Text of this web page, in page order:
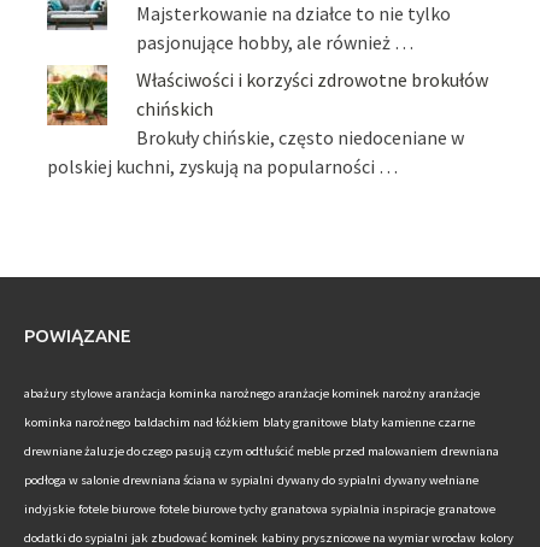
Majsterkowanie na działce to nie tylko
pasjonujące hobby, ale również …
Właściwości i korzyści zdrowotne brokułów
chińskich
Brokuły chińskie, często niedoceniane w
polskiej kuchni, zyskują na popularności …
POWIĄZANE
abażury stylowe aranżacja kominka narożnego aranżacje kominek narożny aranżacje
kominka narożnego baldachim nad łóżkiem blaty granitowe blaty kamienne czarne
drewniane żaluzje do czego pasują czym odtłuścić meble przed malowaniem drewniana
podłoga w salonie drewniana ściana w sypialni dywany do sypialni dywany wełniane
indyjskie fotele biurowe fotele biurowe tychy granatowa sypialnia inspiracje granatowe
dodatki do sypialni jak zbudować kominek kabiny prysznicowe na wymiar wrocław kolory